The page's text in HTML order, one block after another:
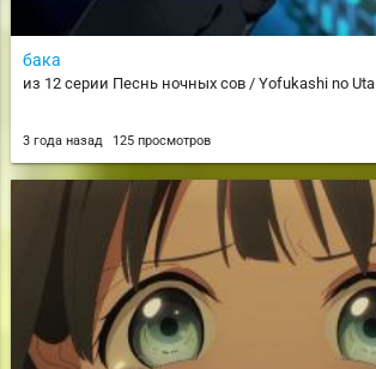
бака
из 12 серии Песнь ночных сов / Yofukashi no Uta
3 года назад 125 просмотров